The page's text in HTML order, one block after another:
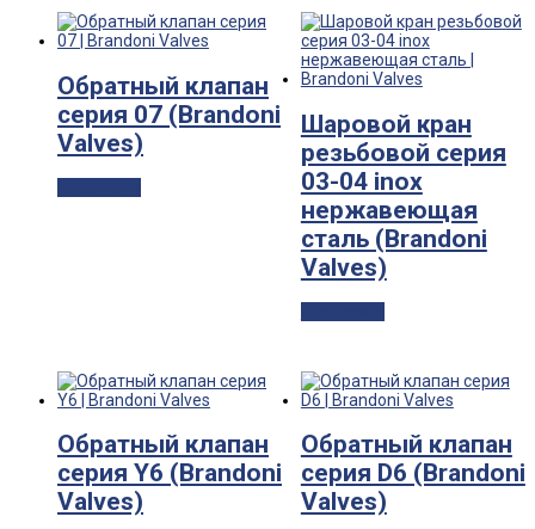
Обратный клапан
серия 07 (Brandoni
Valves)
Шаровой кран
резьбовой серия
03-04 inox
нержавеющая
сталь (Brandoni
Valves)
Обратный клапан
серия Y6 (Brandoni
Valves)
Обратный клапан
серия D6 (Brandoni
Valves)